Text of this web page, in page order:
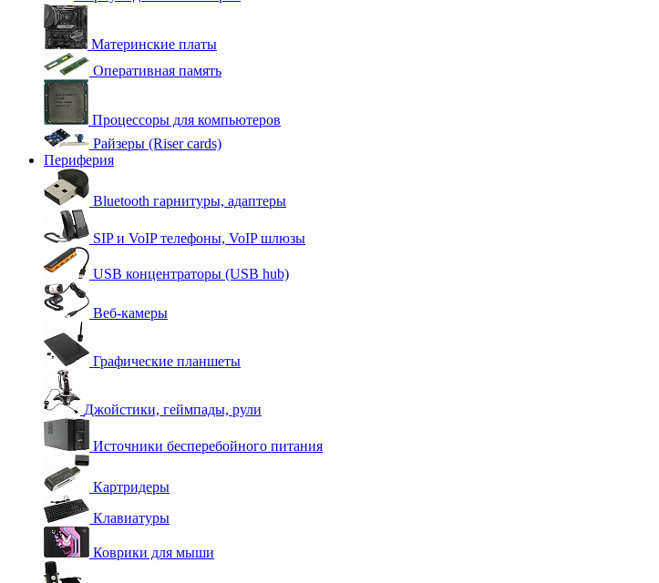
Материнские платы
Оперативная память
Процессоры для компьютеров
Райзеры (Riser cards)
Периферия
Bluetooth гарнитуры, адаптеры
SIP и VoIP телефоны, VoIP шлюзы
USB концентраторы (USB hub)
Веб-камеры
Графические планшеты
Джойстики, геймпады, рули
Источники бесперебойного питания
Картридеры
Клавиатуры
Коврики для мыши